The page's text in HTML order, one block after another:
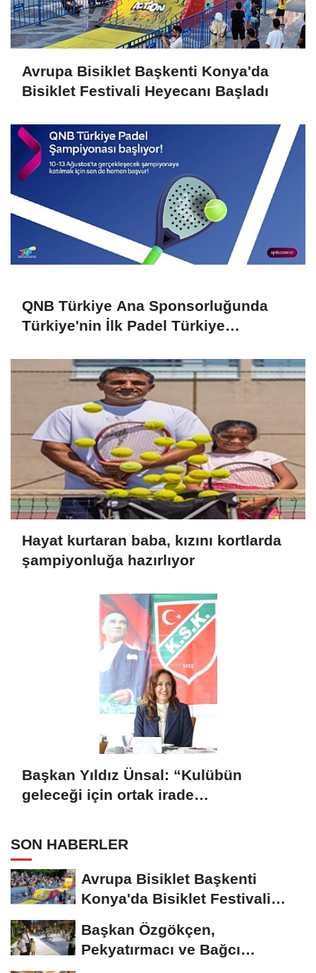
Avrupa Bisiklet Başkenti Konya'da
Bisiklet Festivali Heyecanı Başladı
QNB Türkiye Ana Sponsorluğunda
Türkiye'nin İlk Padel Türkiye
Hayat kurtaran baba, kızını kortlarda
şampiyonluğa hazırlıyor
Başkan Yıldız Ünsal: “Kulübün
geleceği için ortak irade
SON HABERLER
Avrupa Bisiklet Başkenti
Konya'da Bisiklet Festivali
Heyecanı Başladı
Başkan Özgökçen,
Pekyatırmacı ve Bağcı